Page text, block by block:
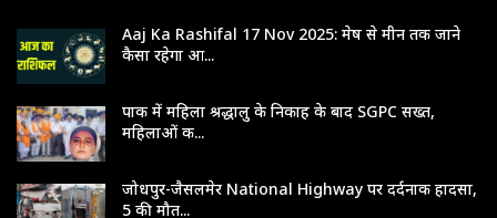
Aaj Ka Rashifal 17 Nov 2025: मेष से मीन तक जाने
कैसा रहेगा आ...
पाक में महिला श्रद्धालु के निकाह के बाद SGPC सख्त,
महिलाओं क...
जोधपुर-जैसलमेर National Highway पर दर्दनाक हादसा,
5 की मौत...